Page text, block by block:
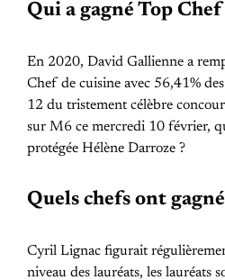
Qui a gagné Top
En 2020, David Gallienne a
Chef de cuisine avec 56,41%
12 du tristement célèbre
sur M6 ce mercredi 10 février,
protégée Hélène Darroze ?
Quels chefs ont
Cyril Lignac figurait
niveau des lauréats, les lauréats